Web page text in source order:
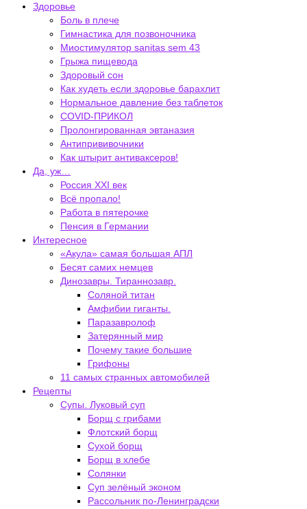
Здоровье
Боль в плече
Гимнастика для позвоночника
Миостимулятор sanitas sem 43
Грыжа пищевода
Здоровый сон
Как худеть если здоровье барахлит
Нормальное давление без таблеток
COVID-ПРИКОЛ
Пролонгированная эвтаназия
Антипрививочники
Как штырит антиваксеров!
Да, уж…
Россия XXI век
Всё пропало!
Работа в пятерочке
Пенсия в Германии
Интересное
«Акула» самая большая АПЛ
Бесят самих немцев
Динозавры. Тираннозавр.
Соляной титан
Амфибии гиганты.
Паразавролоф
Затерянный мир
Почему такие большие
Грифоны
11 самых странных автомобилей
Рецепты
Супы. Луковый суп
Борщ с грибами
Флотский борщ
Сухой борщ
Борщ в хлебе
Солянки
Суп зелёный эконом
Рассольник по-Ленинградски